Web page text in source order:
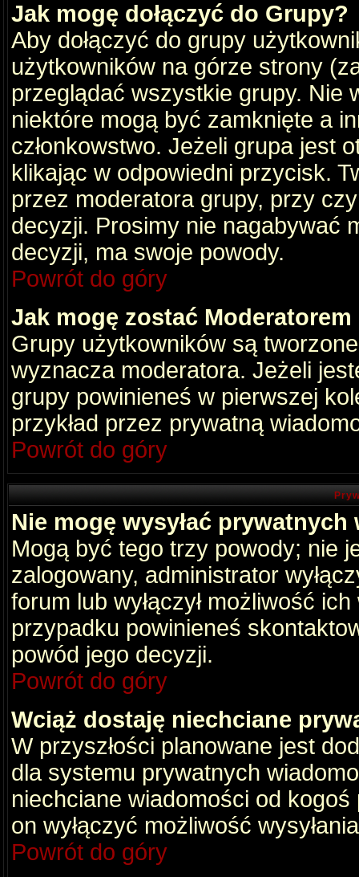
Jak mogę dołączyć do Grupy?
Aby dołączyć do grupy
użytkowników na górze strony
przeglądać wszystkie grupy. Nie
niektóre mogą być zamknięte a
członkowstwo. Jeżeli grupa jest
klikając w odpowiedni przycisk.
przez moderatora grupy, przy
decyzji. Prosimy nie nagabywać
decyzji, ma swoje powody.
Powrót do góry
Jak mogę zostać
Grupy użytkowników są
wyznacza moderatora. Jeżeli
grupy powinieneś w pierwszej
przykład przez prywatną
Powrót do góry
Nie mogę wysyłać
Mogą być tego trzy powody; nie
zalogowany, administrator
forum lub wyłączył możliwość
przypadku powinieneś
powód jego decyzji.
Powrót do góry
Wciąż dostaję niechciane
W przyszłości planowane jest
dla systemu prywatnych
niechciane wiadomości od
on wyłączyć możliwość
Powrót do góry